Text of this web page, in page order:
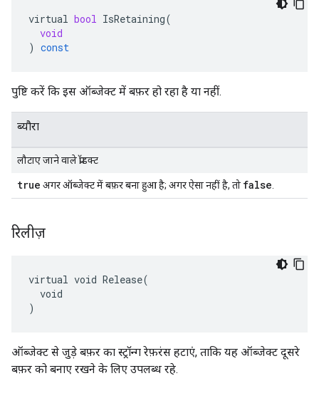
virtual bool IsRetaining(
void
) const
पुष्टि करें कि इस ऑब्जेक्ट में बफ़र हो रहा है या नहीं.
ब्यौरा
लौटाए जाने वाले प्रॉडक्ट
true अगर ऑब्जेक्ट में बफ़र बना हुआ है; अगर ऐसा नहीं है, तो false
रिलीज़
virtual void Release(
  void
)
ऑब्जेक्ट से जुड़े बफ़र का स्ट्रॉन्ग रेफ़रंस हटाएं, ताकि यह ऑब्जेक्ट दूसरे
बफ़र को बनाए रखने के लिए उपलब्ध रहे.